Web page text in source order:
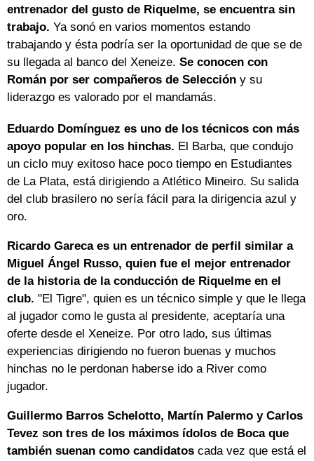
entrenador del gusto de Riquelme, se encuentra sin
trabajo. Ya sonó en varios momentos estando
trabajando y ésta podría ser la oportunidad de que se de
su llegada al banco del Xeneize. Se conocen con
Román por ser compañeros de Selección y su
liderazgo es valorado por el mandamás.
Eduardo Domínguez es uno de los técnicos con más
apoyo popular en los hinchas. El Barba, que condujo
un ciclo muy exitoso hace poco tiempo en Estudiantes
de La Plata, está dirigiendo a Atlético Mineiro. Su salida
del club brasilero no sería fácil para la dirigencia azul y
oro.
Ricardo Gareca es un entrenador de perfil similar a
Miguel Ángel Russo, quien fue el mejor entrenador
de la historia de la conducción de Riquelme en el
club. "El Tigre", quien es un técnico simple y que le llega
al jugador como le gusta al presidente, aceptaría una
oferte desde el Xeneize. Por otro lado, sus últimas
experiencias dirigiendo no fueron buenas y muchos
hinchas no le perdonan haberse ido a River como
jugador.
Guillermo Barros Schelotto, Martín Palermo y Carlos
Tevez son tres de los máximos ídolos de Boca que
también suenan como candidatos cada vez que está el